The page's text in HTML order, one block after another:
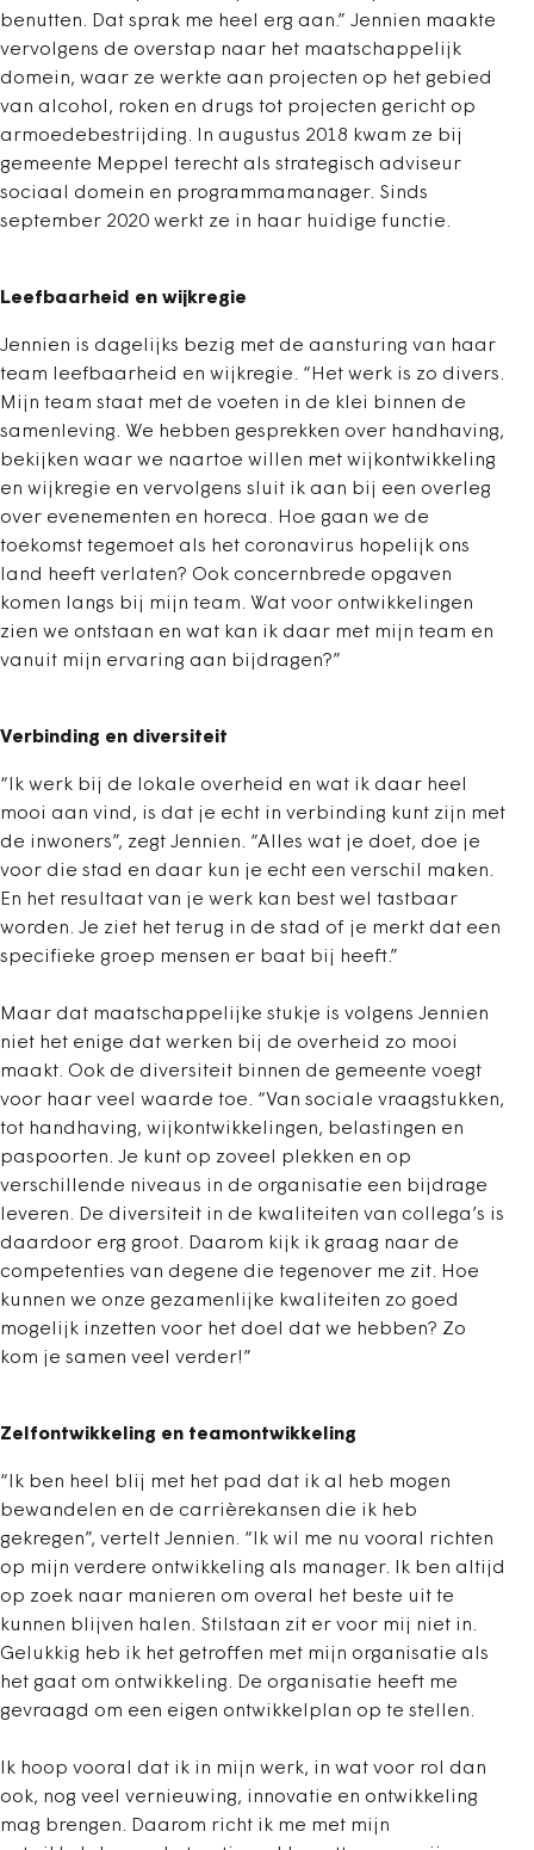
benutten. Dat sprak me heel erg aan.” Jennien maakte
vervolgens de overstap naar het maatschappelijk
domein, waar ze werkte aan projecten op het gebied
van alcohol, roken en drugs tot projecten gericht op
armoedebestrijding. In augustus 2018 kwam ze bij
gemeente Meppel terecht als strategisch adviseur
sociaal domein en programmamanager. Sinds
september 2020 werkt ze in haar huidige functie.
Leefbaarheid en wijkregie
Jennien is dagelijks bezig met de aansturing van haar
team leefbaarheid en wijkregie. “Het werk is zo divers.
Mijn team staat met de voeten in de klei binnen de
samenleving. We hebben gesprekken over handhaving,
bekijken waar we naartoe willen met wijkontwikkeling
en wijkregie en vervolgens sluit ik aan bij een overleg
over evenementen en horeca. Hoe gaan we de
toekomst tegemoet als het coronavirus hopelijk ons
land heeft verlaten? Ook concernbrede opgaven
komen langs bij mijn team. Wat voor ontwikkelingen
zien we ontstaan en wat kan ik daar met mijn team en
vanuit mijn ervaring aan bijdragen?”
Verbinding en diversiteit
“Ik werk bij de lokale overheid en wat ik daar heel
mooi aan vind, is dat je echt in verbinding kunt zijn met
de inwoners”, zegt Jennien. “Alles wat je doet, doe je
voor die stad en daar kun je echt een verschil maken.
En het resultaat van je werk kan best wel tastbaar
worden. Je ziet het terug in de stad of je merkt dat een
specifieke groep mensen er baat bij heeft.”
Maar dat maatschappelijke stukje is volgens Jennien
niet het enige dat werken bij de overheid zo mooi
maakt. Ook de diversiteit binnen de gemeente voegt
voor haar veel waarde toe. “Van sociale vraagstukken,
tot handhaving, wijkontwikkelingen, belastingen en
paspoorten. Je kunt op zoveel plekken en op
verschillende niveaus in de organisatie een bijdrage
leveren. De diversiteit in de kwaliteiten van collega’s is
daardoor erg groot. Daarom kijk ik graag naar de
competenties van degene die tegenover me zit. Hoe
kunnen we onze gezamenlijke kwaliteiten zo goed
mogelijk inzetten voor het doel dat we hebben? Zo
kom je samen veel verder!”
Zelfontwikkeling en teamontwikkeling
“Ik ben heel blij met het pad dat ik al heb mogen
bewandelen en de carrièrekansen die ik heb
gekregen”, vertelt Jennien. “Ik wil me nu vooral richten
op mijn verdere ontwikkeling als manager. Ik ben altijd
op zoek naar manieren om overal het beste uit te
kunnen blijven halen. Stilstaan zit er voor mij niet in.
Gelukkig heb ik het getroffen met mijn organisatie als
het gaat om ontwikkeling. De organisatie heeft me
gevraagd om een eigen ontwikkelplan op te stellen.
Ik hoop vooral dat ik in mijn werk, in wat voor rol dan
ook, nog veel vernieuwing, innovatie en ontwikkeling
mag brengen. Daarom richt ik me met mijn